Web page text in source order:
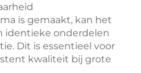
is gemaakt, kan het
identieke onderdelen
Dit is essentieel voor
kwaliteit bij grote